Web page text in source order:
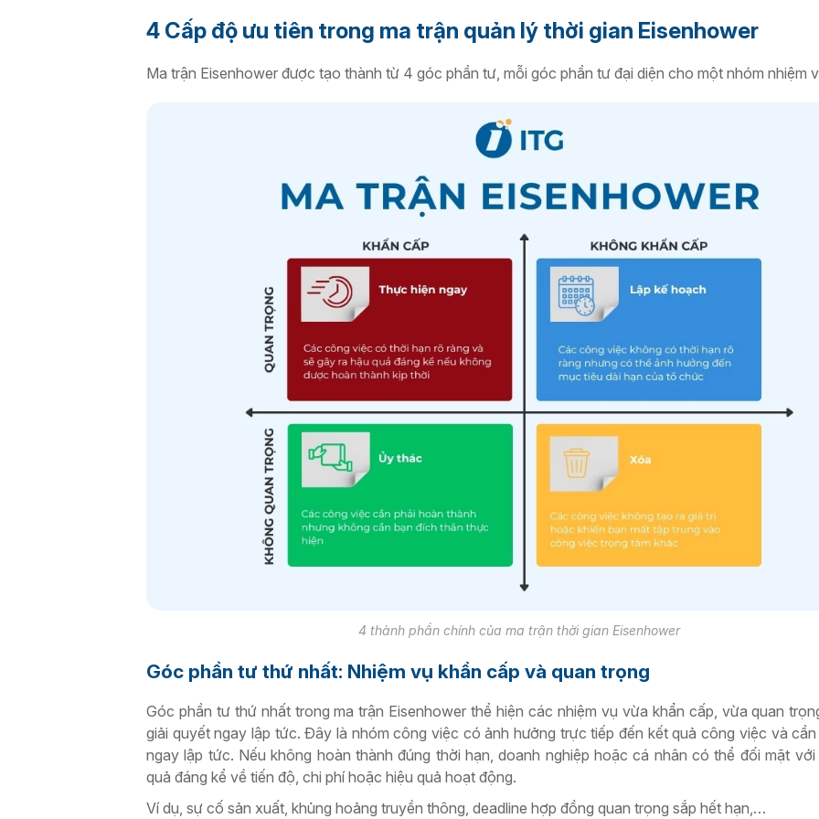
4 Cấp độ ưu tiên trong ma trận quản lý thời gian Eisenhower
Ma trận Eisenhower được tạo thành từ 4 góc phần tư, mỗi góc phần tư đại diện cho một nhóm nhiệm
4 thành phần chính của ma trận thời gian Eisenhower
Góc phần tư thứ nhất: Nhiệm vụ khẩn cấp và quan trọng
Góc phần tư thứ nhất trong ma trận Eisenhower thể hiện các nhiệm vụ vừa khẩn cấp, vừa quan
giải quyết ngay lập tức. Đây là nhóm công việc có ảnh hưởng trực tiếp đến kết quả công việc và
ngay lập tức. Nếu không hoàn thành đúng thời hạn, doanh nghiệp hoặc cá nhân có thể đối mặt
quả đáng kể về tiến độ, chi phí hoặc hiệu quả hoạt động.
Ví dụ, sự cố sản xuất, khủng hoảng truyền thông, deadline hợp đồng quan trọng sắp hết hạn,…